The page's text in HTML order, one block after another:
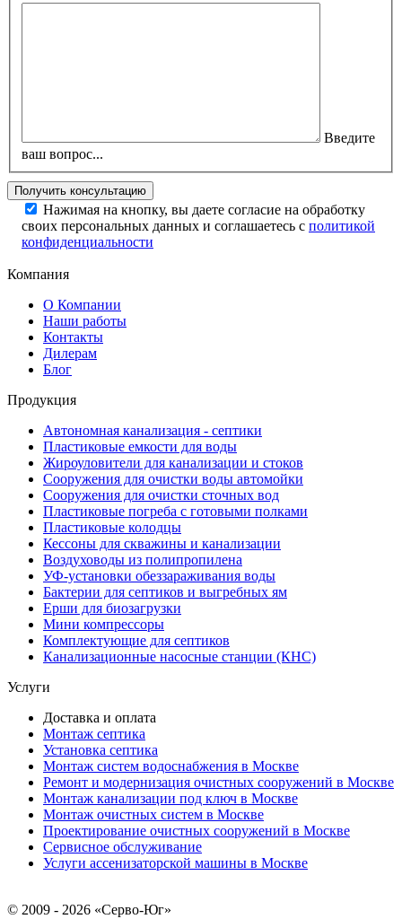
Введите
ваш вопрос...
Нажимая на кнопку, вы даете согласие на обработку
своих персональных данных и соглашаетесь с политикой
конфиденциальности
Компания
О Компании
Наши работы
Контакты
Дилерам
Блог
Продукция
Автономная канализация - септики
Пластиковые емкости для воды
Жироуловители для канализации и стоков
Сооружения для очистки воды автомойки
Сооружения для очистки сточных вод
Пластиковые погреба с готовыми полками
Пластиковые колодцы
Кессоны для скважины и канализации
Воздуховоды из полипропилена
УФ-установки обеззараживания воды
Бактерии для септиков и выгребных ям
Ерши для биозагрузки
Мини компрессоры
Комплектующие для септиков
Канализационные насосные станции (КНС)
Услуги
Доставка и оплата
Монтаж септика
Установка септика
Монтаж систем водоснабжения в Москве
Ремонт и модернизация очистных сооружений в Москве
Монтаж канализации под ключ в Москве
Монтаж очистных систем в Москве
Проектирование очистных сооружений в Москве
Сервисное обслуживание
Услуги ассенизаторской машины в Москве
© 2009 - 2026 «Серво-Юг»